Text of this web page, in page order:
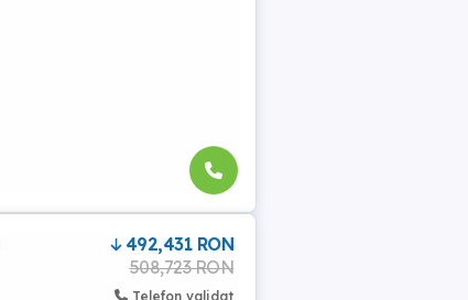
492,431 RON
508,723 RON
Telefon validat